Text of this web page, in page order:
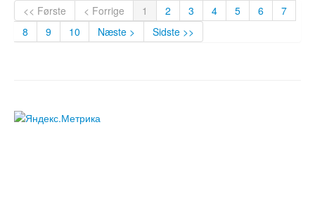
<< Første < Forrige 1 2 3 4 5 6
7
8
9 10 Næste > Sidste >>